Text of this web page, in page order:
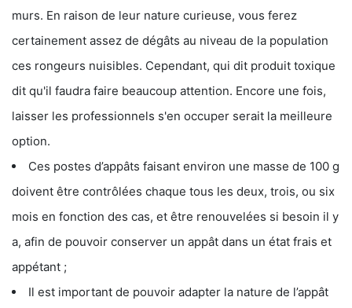
murs. En raison de leur nature curieuse, vous ferez
certainement assez de dégâts au niveau de la population
ces rongeurs nuisibles. Cependant, qui dit produit toxique
dit qu'il faudra faire beaucoup attention. Encore une fois,
laisser les professionnels s'en occuper serait la meilleure
option.
Ces postes d’appâts faisant environ une masse de 100 g
doivent être contrôlées chaque tous les deux, trois, ou six
mois en fonction des cas, et être renouvelées si besoin il y
a, afin de pouvoir conserver un appât dans un état frais et
appétant ;
Il est important de pouvoir adapter la nature de l’appât